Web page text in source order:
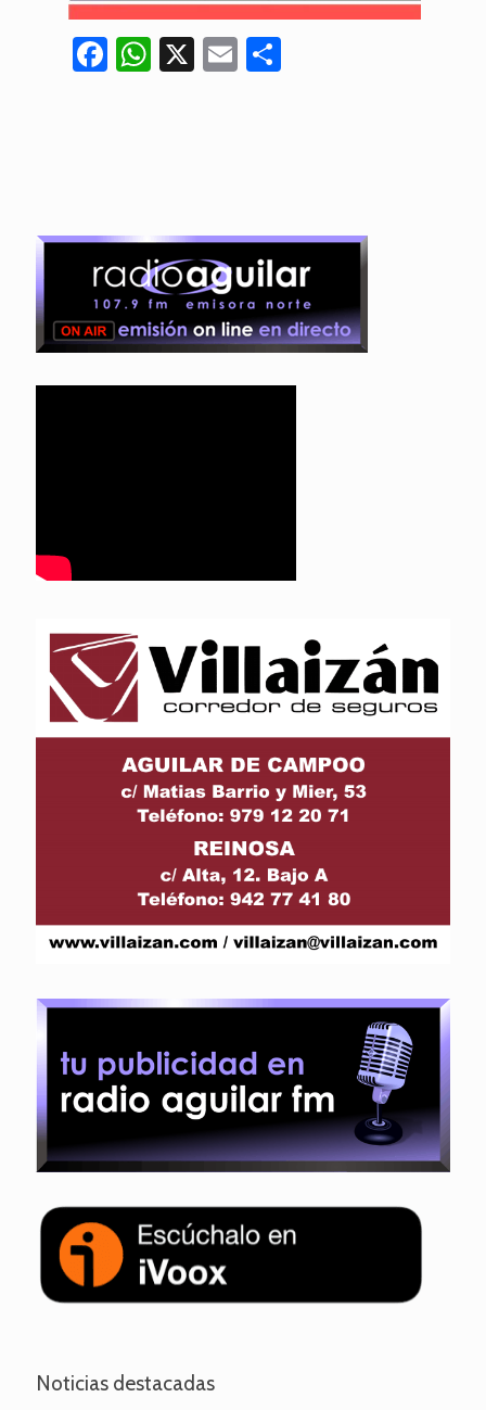
Facebook
WhatsApp
X Email
Noticias destacadas